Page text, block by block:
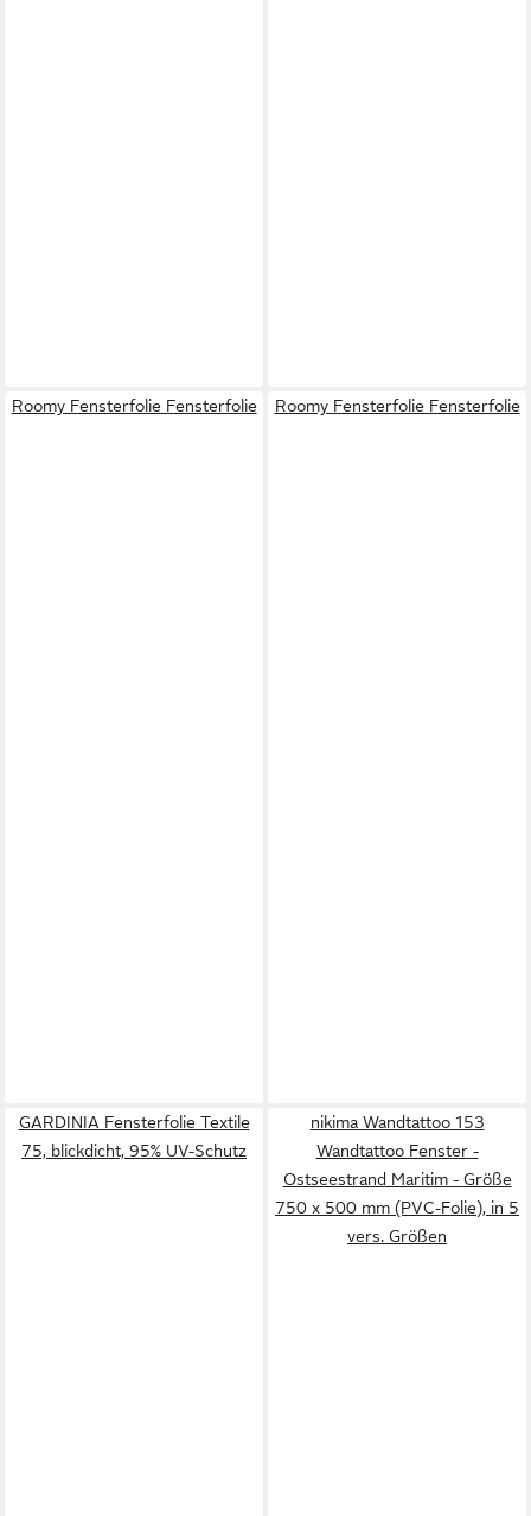
Roomy Fensterfolie Fensterfolie Roomy Fensterfolie Fensterfolie
GARDINIA Fensterfolie Textile
75, blickdicht, 95% UV-Schutz
nikima Wandtattoo 153
Wandtattoo Fenster -
Ostseestrand Maritim - Größe
750 x 500 mm (PVC-Folie), in 5
vers. Größen